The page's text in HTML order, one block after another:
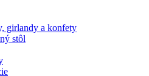
girlandy a konfety
stôl